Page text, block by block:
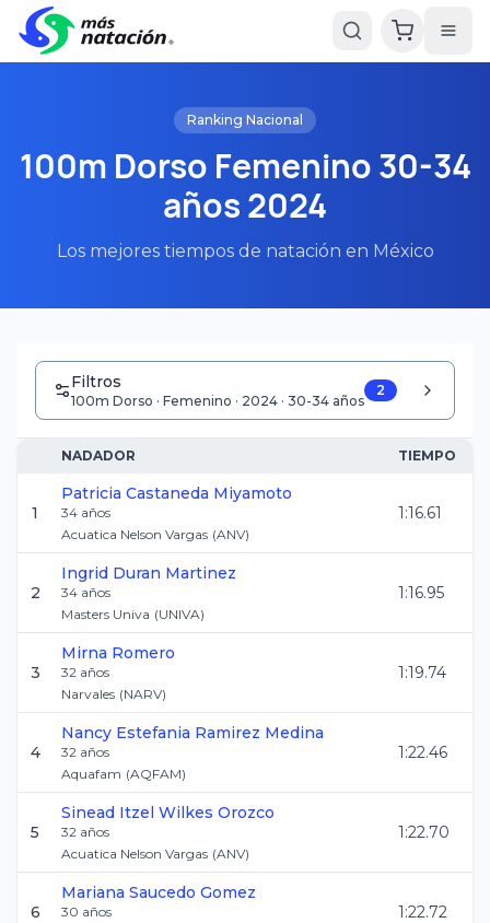
Ranking Nacional
100m Dorso Femenino 30-34
años 2024
Los mejores tiempos de natación en México
Filtros
100m Dorso · Femenino · 2024 · 30-34 años
2
NADADOR TIEMPO
1
Patricia Castaneda Miyamoto
34 años
Acuatica Nelson Vargas (ANV)
1:16.61
2
Ingrid Duran Martinez
34 años
Masters Univa (UNIVA)
1:16.95
3
Mirna Romero
32 años
Narvales (NARV)
1:19.74
4
Nancy Estefania Ramirez Medina
32 años
Aquafam (AQFAM)
1:22.46
5
Sinead Itzel Wilkes Orozco
32 años
Acuatica Nelson Vargas (ANV)
1:22.70
6
Mariana Saucedo Gomez
30 años
1:22.72